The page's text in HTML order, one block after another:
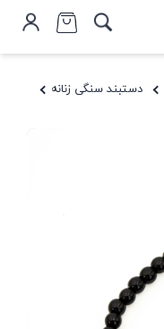
دستبند سنگی زنانه